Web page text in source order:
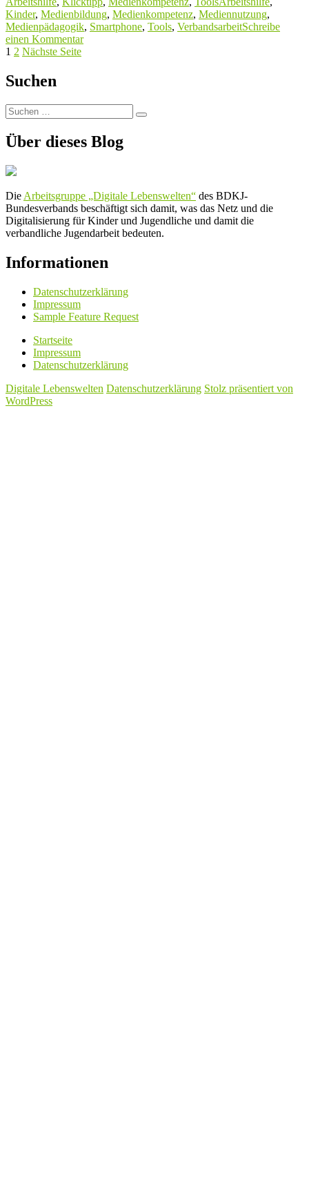
Kinder, Medienbildung, Medienkompetenz, Mediennutzung,
Medienpädagogik, Smartphone, Tools, VerbandsarbeitSchreibe
einen Kommentarzu
Seitennummerierung
der
Beiträge
Seite
1 Seite
2 Nächste Seite
Suchen
Suchen
nach:
Suchen
Über dieses Blog
Die Arbeitsgruppe „Digitale Lebenswelten“ des BDKJ-
Bundesverbands beschäftigt sich damit, was das Netz und die
Digitalisierung für Kinder und Jugendliche und damit die
verbandliche Jugendarbeit bedeuten.
Informationen
Datenschutzerklärung
Impressum
Sample Feature Request
Startseite
Impressum
Datenschutzerklärung
Digitale Lebenswelten Datenschutzerklärung Stolz präsentiert von
WordPress